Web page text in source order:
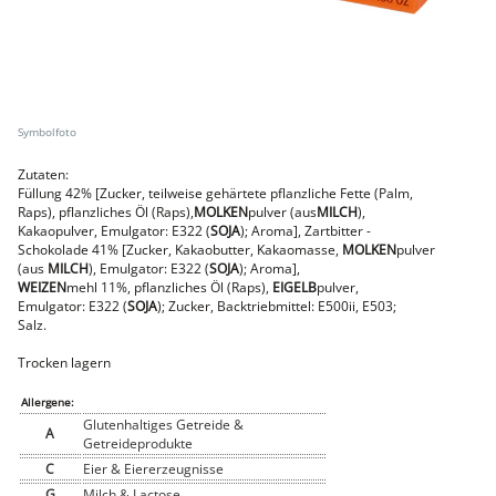
Nemetz-Menü
Wurstwaren
Putenwurst
Aufschnittwurst
Stangenwurst
Leberkäse
Würstel
Mini-Würstel
Schinken
Schinken
Fische
Meeresfrüchte
Fisch
Konserven
Zutaten:
Füllung 42% [Zucker, teilweise gehärtete pflanzliche Fette (Palm,
Raps), pflanzliches Öl (Raps),MOLKENpulver (ausMILCH),
Kakaopulver, Emulgator: E322 (SOJA); Aroma], Zartbitter -
Schokolade 41% [Zucker, Kakaobutter, Kakaomasse, MOLKENpulver
(aus MILCH), Emulgator: E322 (SOJA); Aroma],
WEIZENmehl 11%, pflanzliches Öl (Raps), EIGELBpulver,
Emulgator: E322 (SOJA); Zucker, Backtriebmittel: E500ii, E503;
Salz.
Trocken lagern
Allergene:
A
Glutenhaltiges Getreide &
Getreideprodukte
C
Eier & Eiererzeugnisse